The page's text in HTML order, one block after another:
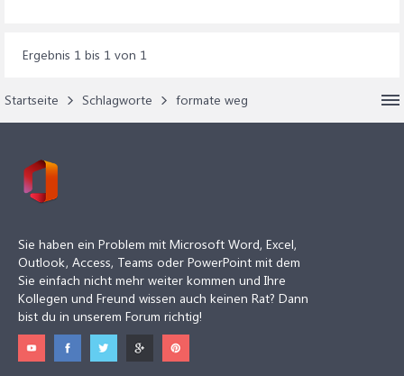
Ergebnis 1 bis 1 von 1
Startseite Schlagworte formate weg
Sie haben ein Problem mit Microsoft Word, Excel,
Outlook, Access, Teams oder PowerPoint mit dem
Sie einfach nicht mehr weiter kommen und Ihre
Kollegen und Freund wissen auch keinen Rat? Dann
bist du in unserem Forum richtig!